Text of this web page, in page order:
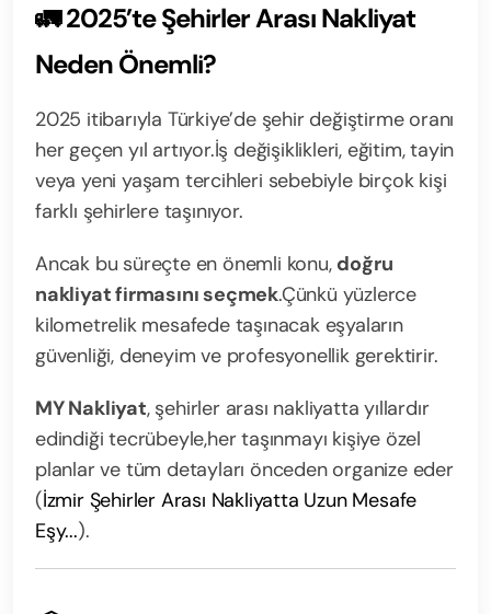
🚛 2025’te Şehirler Arası Nakliyat
Neden Önemli?
2025 itibarıyla Türkiye’de şehir değiştirme oranı
her geçen yıl artıyor.İş değişiklikleri, eğitim, tayin
veya yeni yaşam tercihleri sebebiyle birçok kişi
farklı şehirlere taşınıyor.
Ancak bu süreçte en önemli konu, doğru
nakliyat firmasını seçmek.Çünkü yüzlerce
kilometrelik mesafede taşınacak eşyaların
güvenliği, deneyim ve profesyonellik gerektirir.
MY Nakliyat, şehirler arası nakliyatta yıllardır
edindiği tecrübeyle,her taşınmayı kişiye özel
planlar ve tüm detayları önceden organize eder
(İzmir Şehirler Arası Nakliyatta Uzun Mesafe
Eşy...).